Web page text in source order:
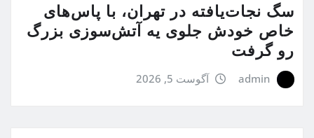
سگ نجات‌یافته در تهران، با پاس‌های
خاص خودش جلوی یه آتش‌سوزی بزرگ
رو گرفت
admin آگوست 5, 2026